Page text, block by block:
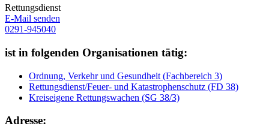
Rettungsdienst
E-Mail senden
0291-945040
ist in folgenden Organisationen tätig:
Ordnung, Verkehr und Gesundheit (Fachbereich 3)
Rettungsdienst/Feuer- und Katastrophenschutz (FD 38)
Kreiseigene Rettungswachen (SG 38/3)
Adresse: